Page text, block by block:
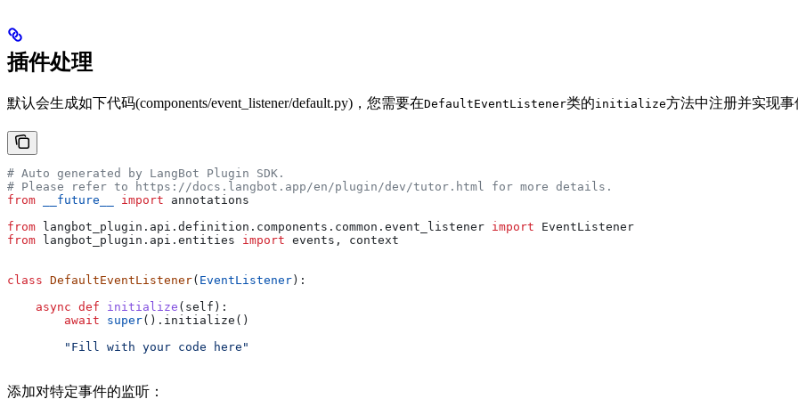
插件处理
默认会生成如下代码(components/event_listener/default.py)，您需要在DefaultEventListener类的initialize方法中注册并实现事
# Auto generated by LangBot Plugin SDK.
# Please refer to https://docs.langbot.app/en/plugin/dev/tutor.html for more details.
from __future__ import annotations
from langbot_plugin.api.definition.components.common.event_listener import EventListener
from langbot_plugin.api.entities import events, context
class DefaultEventListener( EventListener):
    async
def initialize ( self ):
        await
super().initialize()
        "Fill with your code here"
添加对特定事件的监听：